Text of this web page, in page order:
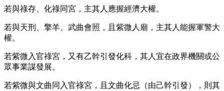
若與祿存、化祿同宮，主其人應握經濟大權。
若與天刑、擎羊、武曲會照，且紫微人廟，主其人能握軍警大
權。
若紫微入官祿宮，又有乙幹引發化科，其人宜在政界機關或公
眾事業謀發展。
若紫微與文曲同入官祿宮，且文曲化忌（由己幹引發），則其